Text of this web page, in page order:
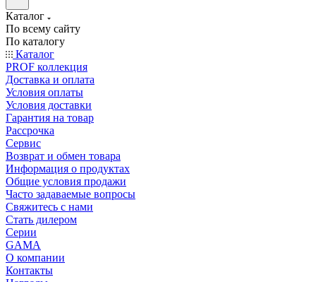
Каталог
По всему сайту
По каталогу
Каталог
PROF коллекция
Доставка и оплата
Условия оплаты
Условия доставки
Гарантия на товар
Рассрочка
Сервис
Возврат и обмен товара
Информация о продуктах
Общие условия продажи
Часто задаваемые вопросы
Свяжитесь с нами
Стать дилером
Серии
GAMA
О компании
Контакты